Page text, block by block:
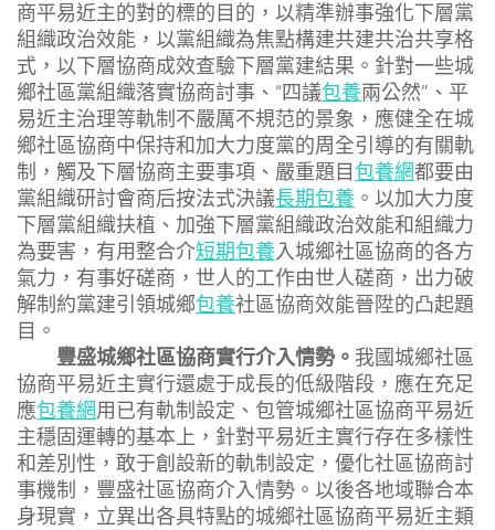
商平易近主的對的標的目的，以精準辦事強化下層黨
組織政治效能，以黨組織為焦點構建共建共治共享格
式，以下層協商成效查驗下層黨建結果。針對一些城
鄉社區黨組織落實協商討事、“四議包養兩公然”、平
易近主治理等軌制不嚴厲不規范的景象，應健全在城
鄉社區協商中保持和加大力度黨的周全引導的有關軌
制，觸及下層協商主要事項、嚴重題目包養網都要由
黨組織研討會商后按法式決議長期包養 。以加大力度
下層黨組織扶植、加強下層黨組織政治效能和組織力
為要害，有用整合介短期包養入城鄉社區協商的各方
氣力，有事好磋商，世人的工作由世人磋商，出力破
解制約黨建引領城鄉包養社區協商效能晉陞的凸起題
目。
豐盛城鄉社區協商實行介入情勢。 我國城鄉社區
協商平易近主實行還處于成長的低級階段，應在充足
應包養網用已有軌制設定、包管城鄉社區協商平易近
主穩固運轉的基本上，針對平易近主實行存在多樣性
和差別性，敢于創設新的軌制設定，優化社區協商討
事機制，豐盛社區協商介入情勢。以後各地域聯合本
身現實，立異出各具特點的城鄉社區協商平易近主類